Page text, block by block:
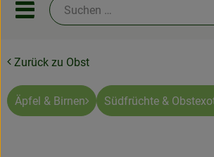
Mobiles Menu
Ökokisten
Bio-Kochboxen
Zurück zu Obst
Äpfel & Birnen Südfrüchte &